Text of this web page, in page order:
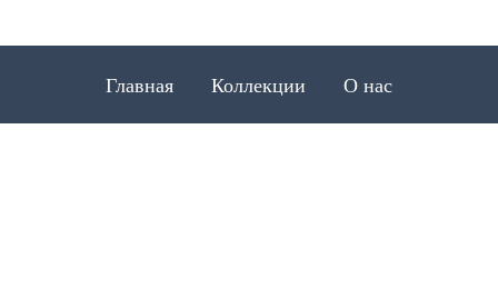
Главная Коллекции О нас